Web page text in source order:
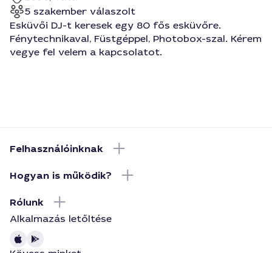
5 szakember válaszolt
Esküvői DJ-t keresek egy 80 fős esküvőre.
Fénytechnikaval, Füstgéppel, Photobox-szal. Kérem
vegye fel velem a kapcsolatot.
Felhasználóinknak
Hogyan is működik?
Rólunk
Alkalmazás letőltése